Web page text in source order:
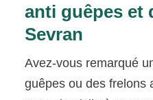
anti guêpes et
Sevran
Avez-vous remarqué
guêpes ou des frelons